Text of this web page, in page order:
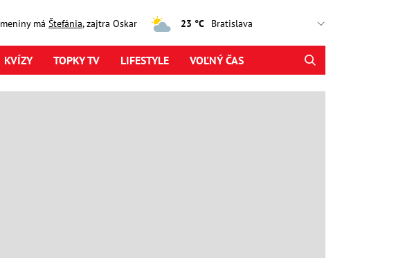
meniny má Štefánia, zajtra Oskar 23 °C
KVÍZY TOPKY TV LIFESTYLE VOĽNÝ ČAS